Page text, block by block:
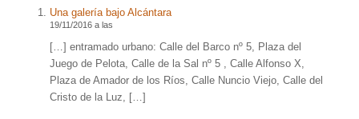
Una galería bajo Alcántara
19/11/2016 a las
[…] entramado urbano: Calle del Barco nº 5, Plaza del
Juego de Pelota, Calle de la Sal nº 5 , Calle Alfonso X,
Plaza de Amador de los Ríos, Calle Nuncio Viejo, Calle del
Cristo de la Luz, […]